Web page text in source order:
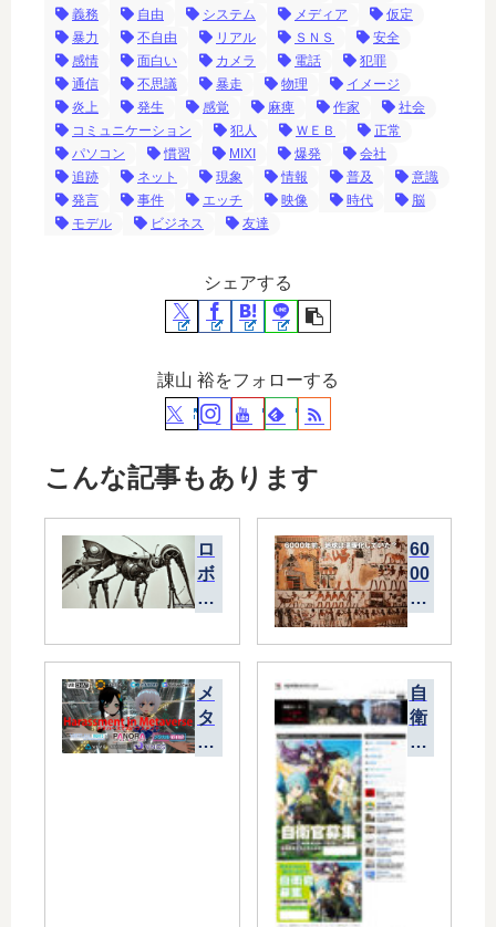
義務
自由 システム メディア
仮定
暴力
不自由 リアル ＳＮＳ
安全
感情
面白い カメラ 電話
犯罪
通信
不思議 暴走 物理
イメージ
炎上
発生 感覚 麻痺 作家
社会
コミュニケーション
犯人 ＷＥＢ
正常
パソコン
慣習 MIXI 爆発
会社
追跡
ネット 現象 情報 普及
意識
発言
事件 エッチ 映像 時代
脳
モデル
ビジネス 友達
シェアする
諌山 裕をフォローする
こんな記事もあります
ロ
ボ
ッ
は
宙
人
の
60
00
年
、
球
は
温
メ
タ
バ
自
衛
官